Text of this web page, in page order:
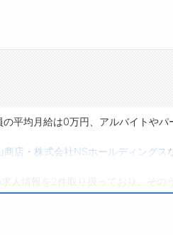
・面接対策な
ジョブズゴ
会社概要
平均月給は0万円、アルバイトやパ
商店 ・ 株式会社NSホールディングス
人情報を2件取り扱っており、そのう
代以上の方の再就職も可能です。
ね。